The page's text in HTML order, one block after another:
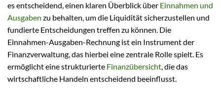
es entscheidend, einen klaren Überblick über Einnahmen und
Ausgaben zu behalten, um die Liquidität sicherzustellen und
fundierte Entscheidungen treffen zu können. Die
Einnahmen-Ausgaben-Rechnung ist ein Instrument der
Finanzverwaltung, das hierbei eine zentrale Rolle spielt. Es
ermöglicht eine strukturierte Finanzübersicht, die das
wirtschaftliche Handeln entscheidend beeinflusst.